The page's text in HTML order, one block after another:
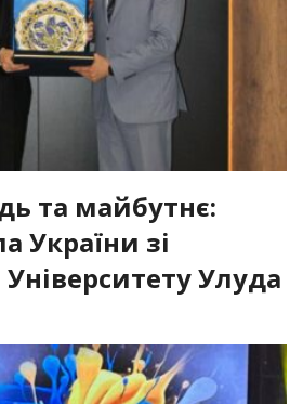
та майбутнє:
України зі
Улуда